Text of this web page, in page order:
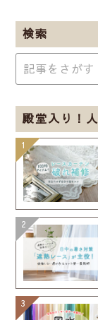
検索
殿堂入り！